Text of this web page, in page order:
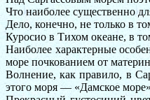
Что наиболее существенно
Дело, конечно, не только в
Куросио в Тихом океане, в
Наиболее характерные
море почкованием от
Волнение, как правило, в
этого моря — «Дамское